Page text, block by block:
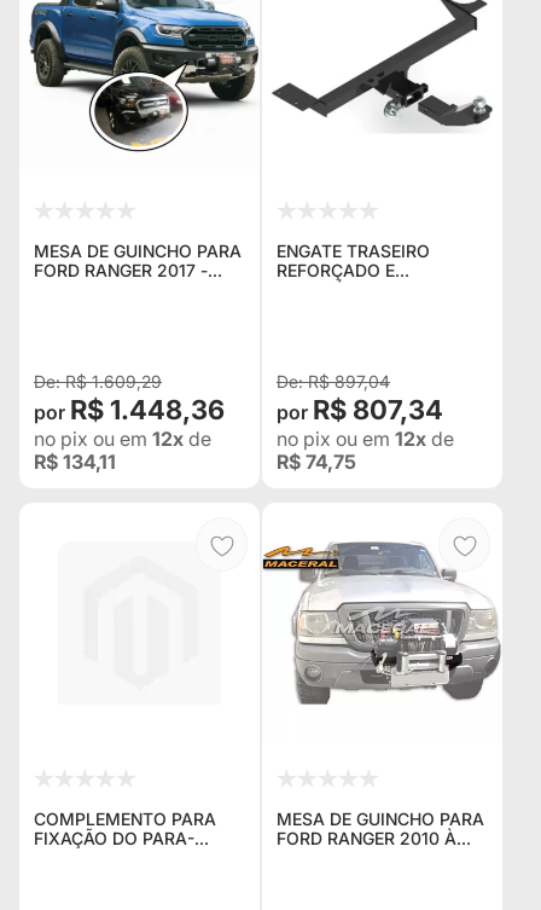
MESA DE GUINCHO PARA
FORD RANGER 2017 -
R$ 1.609,29
R$ 1.448,36
no pix ou em 12x de
R$ 134,11
ENGATE TRASEIRO
REFORÇADO E
REMOVÍVEL FORTAÇO
R$ 897,04
R$ 807,34
no pix ou em 12x de
R$ 74,75
COMPLEMENTO PARA
FIXAÇÃO DO PARA-
MESA DE GUINCHO PARA
FORD RANGER 2010 À